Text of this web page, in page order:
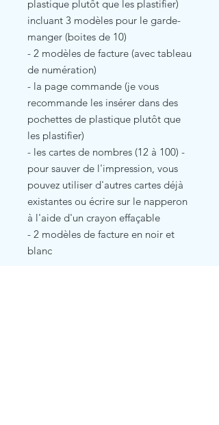
plastique plutôt que les plastifier)
incluant 3 modèles pour le garde-
manger (boites de 10)
- 2 modèles de facture (avec tableau
de numération)
- la page commande (je vous
recommande les insérer dans des
pochettes de plastique plutôt que
les plastifier)
- les cartes de nombres (12 à 100) -
pour sauver de l'impression, vous
pouvez utiliser d'autres cartes déjà
existantes ou écrire sur le napperon
à l'aide d'un crayon effaçable
- 2 modèles de facture en noir et
blanc